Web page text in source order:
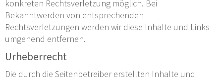
konkreten Rechtsverletzung möglich. Bei
Bekanntwerden von entsprechenden
Rechtsverletzungen werden wir diese Inhalte und Links
umgehend entfernen.
Urheberrecht
Die durch die Seitenbetreiber erstellten Inhalte und